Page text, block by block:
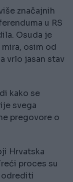
značajnih
u RS
Osuda je
osim od
vrlo jasan stav
kako se
svega
pregovore o
Hrvatska
proces su
odrediti